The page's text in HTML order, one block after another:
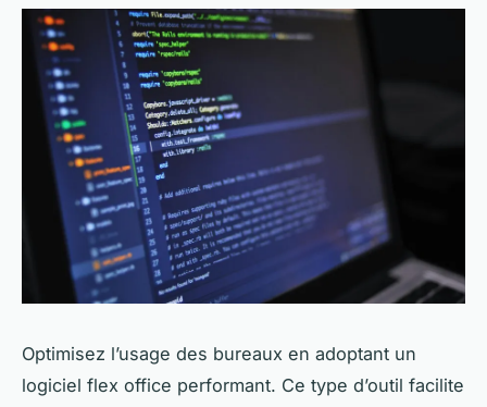
Optimisez l’usage des bureaux en adoptant un
logiciel flex office performant. Ce type d’outil facilite